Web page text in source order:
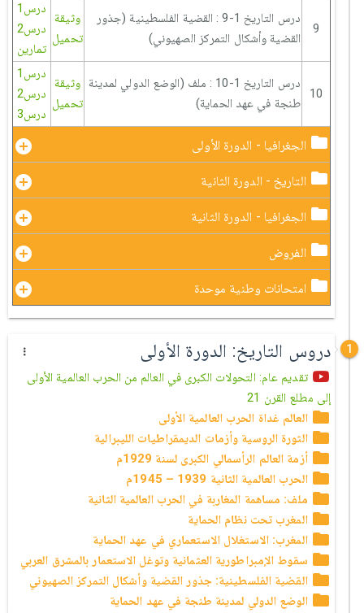
9
درس التاريخ 1-9 : القضية الفلسطينية (جذور
القضية وأشكال التمركز الصهيوني)
وثيقة
تحميل
درس1
درس2
تمارين
10
درس التاريخ 1-10 : ملف (الوضع الدولي لمدينة
طنجة في عهد الحماية)
وثيقة
تحميل
درس1
درس2
درس3
الجغرافيا - الدورة الأولى
التاريخ - الدورة الثانية
الجغرافيا - الدورة الثانية
الفروض
امتحانات وطنية موحدة
1 دروس التاريخ: الدورة الأولى
تقديم عام: التحولات الكبرى في العالم من الحرب العالمية الأولى
إلى مطلع القرن 21
العالم غداة الحرب العالمية الأولى
الثورة الروسية وأزمات الديمقراطيات الليبرالية
أزمة العالم الرأسمالي الكبرى لسنة 1929م
الحرب العالمية الثانية 1939 – 1945م
ملف: مساهمة المغاربة في الحرب العالمية الثانية
المغرب تحت نظام الحماية
المغرب: الاستغلال الاستعماري في عهد الحماية
سقوط الإمبراطورية العثمانية وتوغل الاستعمار بالمشرق العربي
القضية الفلسطينية: جذور القضية وأشكال التمركز الصهيوني
الوضع الدولي لمدينة طنجة في عهد الحماية